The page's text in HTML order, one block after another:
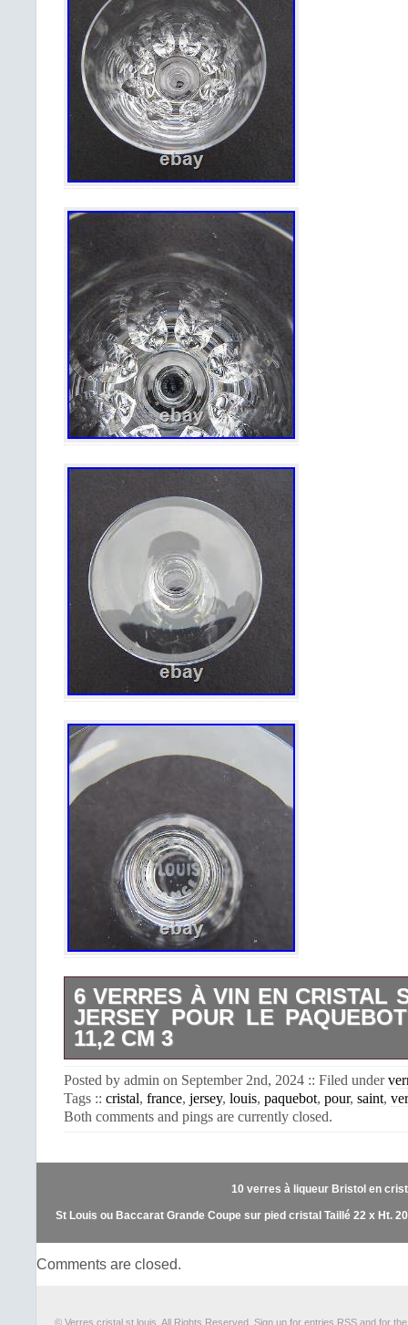
6 VERRES À VIN EN CRISTAL
JERSEY POUR LE
11,2 CM 3
Service “JERSEY” crée en 1956.
pour la salle à manger 1ère
FRANCE. Adapté pour le tangage
également offert par le Général de
KENNEDY lors de sa visite en
est de 11,2 cm leur diamètre au
Ils sont en très bon état pas d
Posted by admin on September 2nd, 2024 :: Filed under
Tags :: cristal, france, jersey, louis, paquebot, pour, saint,
Both comments and pings are currently closed.
10 verres à liqueur Bristol en
St Louis ou Baccarat Grande Coupe sur pied cristal Taillé 22 x Ht.
Comments are closed.
© Verres cristal st louis. All Rights Reserved. Sign up for entries RSS and for